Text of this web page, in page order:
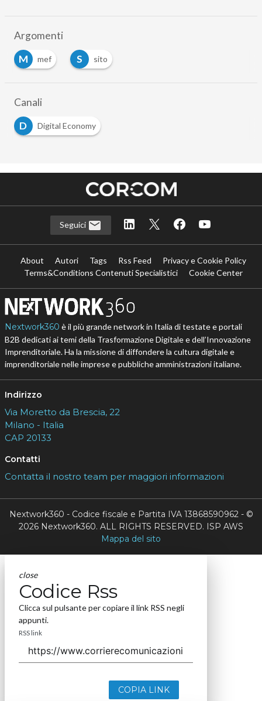
Argomenti
M
mef S sito
Canali
D
Digital Economy
Seguici
About Autori Tags Rss Feed
Privacy e Cookie Policy
Terms&Conditions Contenuti Specialistici
Cookie Center
Nextwork360 è il più grande network in Italia di testate e portali
B2B dedicati ai temi della Trasformazione Digitale e dell’Innovazione
Imprenditoriale. Ha la missione di diffondere la cultura digitale e
imprenditoriale nelle imprese e pubbliche amministrazioni italiane.
Indirizzo
Via Moretto da Brescia, 22
Milano - Italia
CAP 20133
Contatti
Contatta il nostro team per maggiori informazioni
Nextwork360 - Codice fiscale e Partita IVA 13868590962 - ©
2026 Nextwork360. ALL RIGHTS RESERVED. ISP AWS
Mappa del sito
close
Codice Rss
Clicca sul pulsante per copiare il link RSS negli
appunti.
RSS link
COPIA LINK